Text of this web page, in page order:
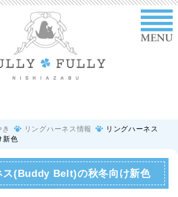
リングハーネス情報
リングハーネス
新色
ス(Buddy Belt)の秋冬向け新色